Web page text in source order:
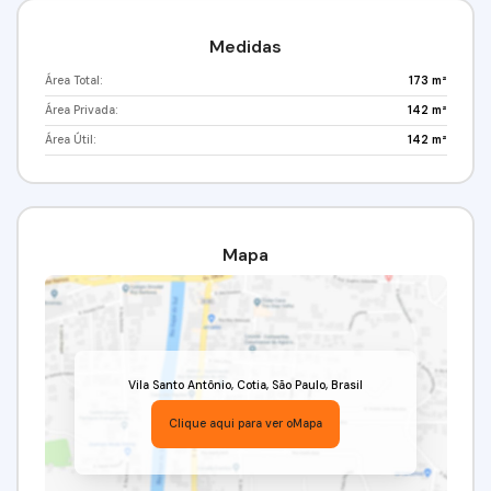
Medidas
Área Total: 173 m²
Área Privada: 142 m²
Área Útil: 142 m²
Mapa
Vila Santo Antônio, Cotia, São Paulo, Brasil
Clique aqui para ver oMapa